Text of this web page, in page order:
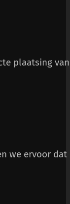
plaatsing
we ervoor